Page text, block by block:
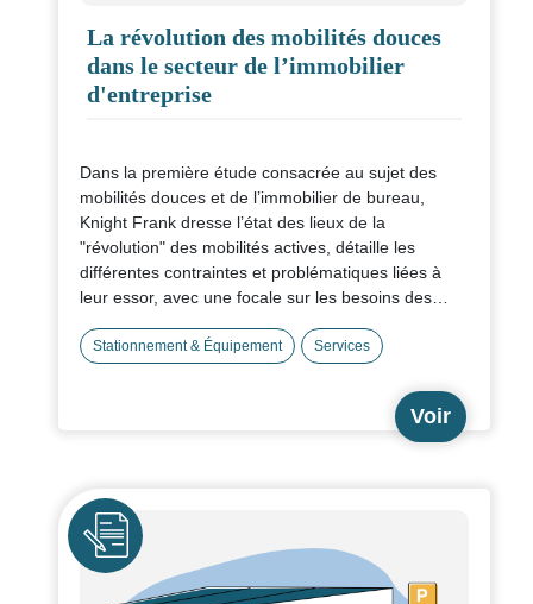
La révolution des mobilités douces
dans le secteur de l’immobilier
d'entreprise
Dans la première étude consacrée au sujet des
mobilités douces et de l’immobilier de bureau,
Knight Frank dresse l’état des lieux de la
"révolution" des mobilités actives, détaille les
différentes contraintes et problématiques liées à
leur essor, avec une focale sur les besoins des
Stationnement & Équipement Services
Voir
Icône